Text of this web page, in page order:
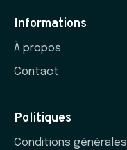
Informations
À propos
Contact
Politiques
Conditions générales